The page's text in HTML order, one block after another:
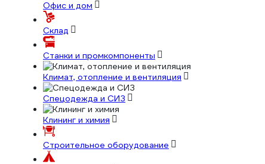
Офис и дом
Склад
Станки и промкомпоненты
Климат, отопление и вентиляция
Спецодежда и СИЗ
Клининг и химия
Строительное оборудование